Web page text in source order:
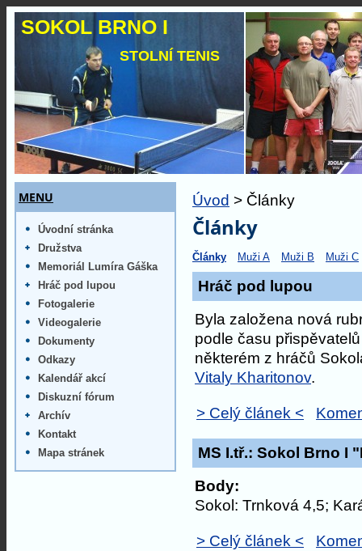
Úvod > Články
Články
Články Muži A Muži B Muži C
Hráč pod lupou
Byla založena nová
podle času
některém z hráčů
Vitaly Kharitonov.
> Celý článek <
MS I.tř.: Sokol Brno I
Body:
Sokol: Trnková 4,5;
> Celý článek <
MENU
Úvodní stránka
Družstva
Memoriál Lumíra Gáška
Hráč pod lupou
Fotogalerie
Videogalerie
Dokumenty
Odkazy
Kalendář akcí
Diskuzní fórum
Archív
Kontakt
Mapa stránek
SOKOL BRNO I
STOLNÍ TENIS